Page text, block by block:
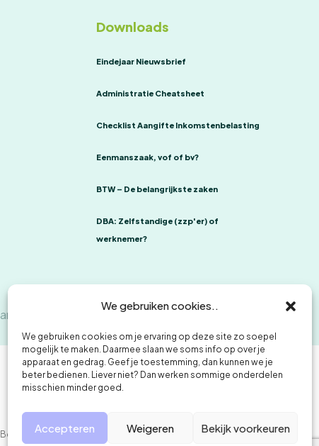
We gebruiken cookies..
We gebruiken cookies om je ervaring op deze site zo soepel
mogelijk te maken. Daarmee slaan we soms info op over je
apparaat en gedrag. Geef je toestemming, dan kunnen we je
beter bedienen. Liever niet? Dan werken sommige onderdelen
misschien minder goed.
Accepteren Weigeren Bekijk voorkeuren
Downloads
Eindejaar Nieuwsbrief
Administratie Cheatsheet
Checklist Aangifte Inkomstenbelasting
Eenmanszaak, vof of bv?
BTW – De belangrijkste zaken
DBA: Zelfstandige (zzp'er) of
werknemer?
Klachtenregeling Privacybeleid en cookies